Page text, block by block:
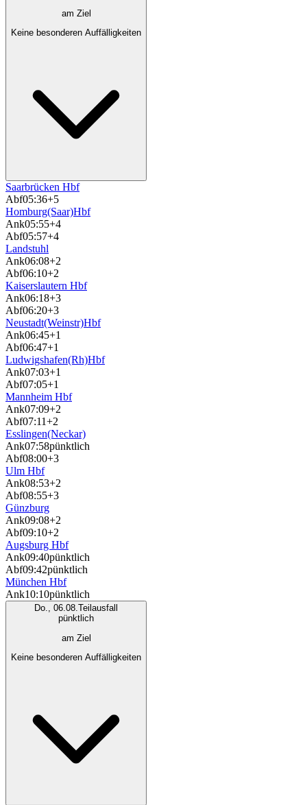
am Ziel
Keine besonderen Auffälligkeiten
Saarbrücken Hbf
Abf05:36+5
Homburg(Saar)Hbf
Ank05:55+4
Abf05:57+4
Landstuhl
Ank06:08+2
Abf06:10+2
Kaiserslautern Hbf
Ank06:18+3
Abf06:20+3
Neustadt(Weinstr)Hbf
Ank06:45+1
Abf06:47+1
Ludwigshafen(Rh)Hbf
Ank07:03+1
Abf07:05+1
Mannheim Hbf
Ank07:09+2
Abf07:11+2
Esslingen(Neckar)
Ank07:58pünktlich
Abf08:00+3
Ulm Hbf
Ank08:53+2
Abf08:55+3
Günzburg
Ank09:08+2
Abf09:10+2
Augsburg Hbf
Ank09:40pünktlich
Abf09:42pünktlich
München Hbf
Ank10:10pünktlich
Do., 06.08.Teilausfall
pünktlich
am Ziel
Keine besonderen Auffälligkeiten